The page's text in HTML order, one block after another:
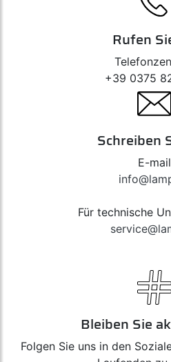
Rufen
+39 0375
Schreiben
E-mail
Für technische
Bleiben Sie
Folgen Sie uns in den